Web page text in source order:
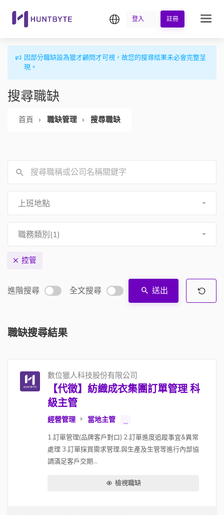
繁中登入 註冊
因部分職缺設為獵才顧問才可視，故您的搜尋結果未必會完整呈
現。
搜尋職缺
首頁 職缺管理 搜尋職缺
上班地點
職務類別(1)
控管
進階搜尋 全文搜尋 送出
職缺搜尋結果
數位獵人科技股份有限公司
【代徵】紡織成衣集團訂單管理 科
級主管
經營管理 當地主管 ...
1.訂單管理(品牌客戶對口) 2.訂單進度追蹤事宜&異常
處理 3.訂單採買需求管理,與生產及生管等進行內部協
調滿足客戶交期...
檢視職缺